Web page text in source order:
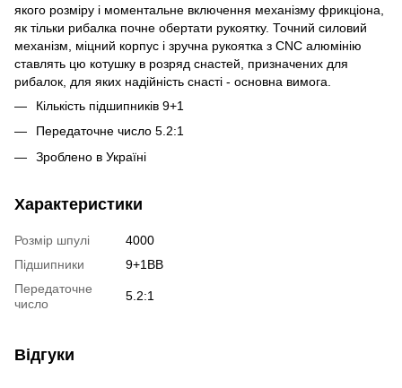
якого розміру і моментальне включення механізму фрикціона,
як тільки рибалка почне обертати рукоятку. Точний силовий
механізм, міцний корпус і зручна рукоятка з CNC алюмінію
ставлять цю котушку в розряд снастей, призначених для
рибалок, для яких надійність снасті - основна вимога.
Кількість підшипників 9+1
Передаточне число 5.2:1
Зроблено в Україні
Характеристики
Розмір шпулі
4000
Підшипники
9+1BB
Передаточне
число
5.2:1
Відгуки